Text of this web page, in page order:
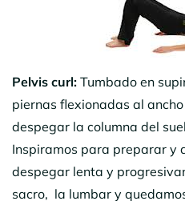
Pelvis curl: Tumbado en
piernas flexionadas al
despegar la columna del
Inspiramos para preparar y
despegar lenta y
sacro, la lumbar y